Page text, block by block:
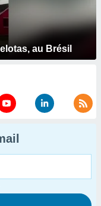
au Brésil